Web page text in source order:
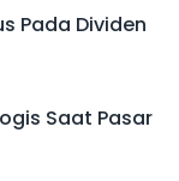
Pada Dividen
Saat Pasar